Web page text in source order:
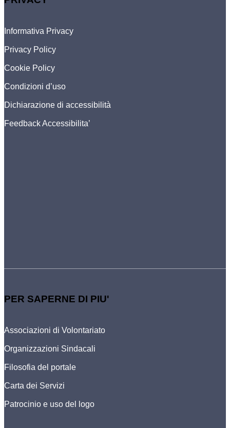
Informativa Privacy
Privacy Policy
Cookie Policy
Condizioni d’uso
Dichiarazione di accessibilità
Feedback Accessibilita’
PER SAPERNE DI PIU'
Associazioni di Volontariato
Organizzazioni Sindacali
Filosofia del portale
Carta dei Servizi
Patrocinio e uso del logo